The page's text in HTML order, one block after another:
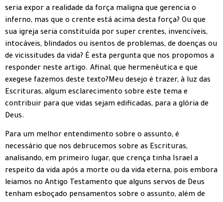
seria expor a realidade da força maligna que gerencia o
inferno, mas que o crente está acima desta força? Ou que
sua igreja seria constituída por super crentes, invencíveis,
intocáveis, blindados ou isentos de problemas, de doenças ou
de vicissitudes da vida? É esta pergunta que nos propomos a
responder neste artigo. Afinal, que hermenêutica e que
exegese fazemos deste texto?Meu desejo é trazer, à luz das
Escrituras, algum esclarecimento sobre este tema e
contribuir para que vidas sejam edificadas, para a glória de
Deus.
Para um melhor entendimento sobre o assunto, é
necessário que nos debrucemos sobre as Escrituras,
analisando, em primeiro lugar, que crença tinha Israel a
respeito da vida após a morte ou da vida eterna, pois embora
leiamos no Antigo Testamento que alguns servos de Deus
tenham esboçado pensamentos sobre o assunto, além de